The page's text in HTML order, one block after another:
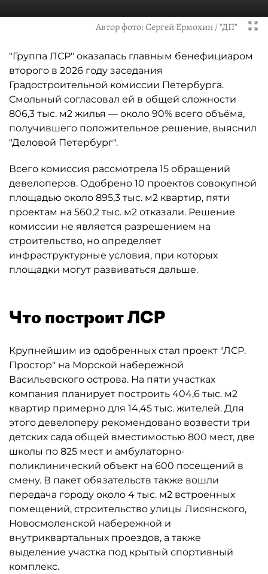
Автор фото:Сергей Ермохин / "ДП"
"Группа ЛСР" оказалась главным бенефициаром
второго в 2026 году заседания
Градостроительной комиссии Петербурга.
Смольный согласовал ей в общей сложности
806,3 тыс. м2 жилья — около 90% всего объёма,
получившего положительное решение, выяснил
"Деловой Петербург".
Всего комиссия рассмотрела 15 обращений
девелоперов. Одобрено 10 проектов совокупной
площадью около 895,3 тыс. м2 квартир, пяти
проектам на 560,2 тыс. м2 отказали. Решение
комиссии не является разрешением на
строительство, но определяет
инфраструктурные условия, при которых
площадки могут развиваться дальше.
Что построит ЛСР
Крупнейшим из одобренных стал проект "ЛСР.
Простор" на Морской набережной
Васильевского острова. На пяти участках
компания планирует построить 404,6 тыс. м2
квартир примерно для 14,45 тыс. жителей. Для
этого девелоперу рекомендовано возвести три
детских сада общей вместимостью 800 мест, две
школы по 825 мест и амбулаторно-
поликлинический объект на 600 посещений в
смену. В пакет обязательств также вошли
передача городу около 4 тыс. м2 встроенных
помещений, строительство улицы Лисянского,
Новосмоленской набережной и
внутриквартальных проездов, а также
выделение участка под крытый спортивный
комплекс.